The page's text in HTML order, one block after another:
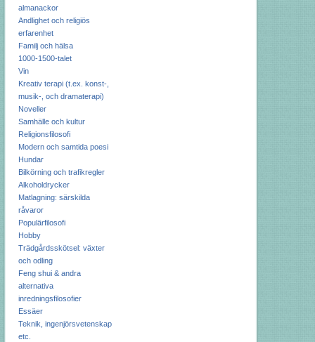
almanackor
Andlighet och religiös
erfarenhet
Familj och hälsa
1000-1500-talet
Vin
Kreativ terapi (t.ex. konst-,
musik-, och dramaterapi)
Noveller
Samhälle och kultur
Religionsfilosofi
Modern och samtida poesi
Hundar
Bilkörning och trafikregler
Alkoholdrycker
Matlagning: särskilda
råvaror
Populärfilosofi
Hobby
Trädgårdsskötsel: växter
och odling
Feng shui & andra
alternativa
inredningsfilosofier
Essäer
Teknik, ingenjörsvetenskap
etc.